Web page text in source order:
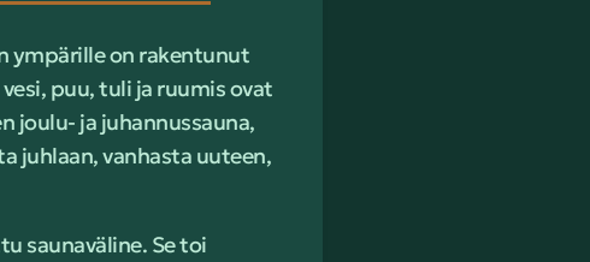
ympärille on rakentunut
puu, tuli ja ruumis ovat
joulu- ja juhannussauna,
juhlaan, vanhasta uuteen,
saunaväline. Se toi